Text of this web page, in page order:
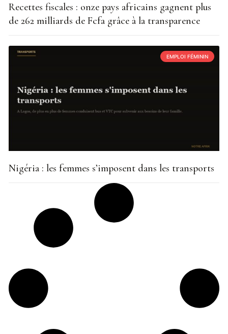
Recettes fiscales : onze pays africains gagnent plus
de 262 milliards de Fcfa grâce à la transparence
EMPLOI FÉMININ
Nigéria : les femmes s’imposent dans les transports